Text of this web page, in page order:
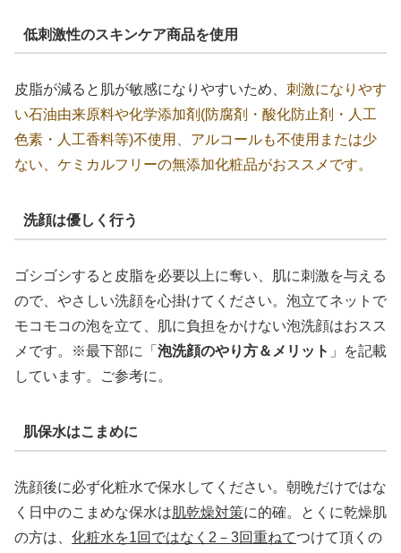
低刺激性のスキンケア商品を使用
皮脂が減ると肌が敏感になりやすいため、 刺激になりやす
い石油由来原料や化学添加剤(防腐剤・酸化防止剤・人工
色素・人工香料等)不使用、アルコールも不使用または少
ない、ケミカルフリーの無添加化粧品がおススメです。
洗顔は優しく行う
ゴシゴシすると皮脂を必要以上に奪い、肌に刺激を与える
ので、やさしい洗顔を心掛けてください。泡立てネットで
モコモコの泡を立て、肌に負担をかけない泡洗顔はおスス
メです。※最下部に「 泡洗顔のやり方＆メリット 」を記載
しています。ご参考に。
肌保水はこまめに
洗顔後に必ず化粧水で保水してください。朝晩だけではな
く日中のこまめな保水は 肌乾燥対策に的確。とくに乾燥肌
の方は、 化粧水を1回ではなく2－3回重ねてつけて頂くの